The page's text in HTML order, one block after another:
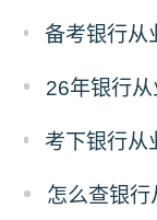
怎么查银行